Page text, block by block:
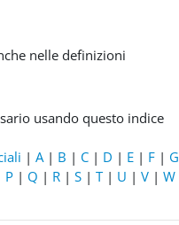
nelle definizioni
usando questo indice
| A| B | C | D | E | F | G
P | Q | R | S | T| U | V | W